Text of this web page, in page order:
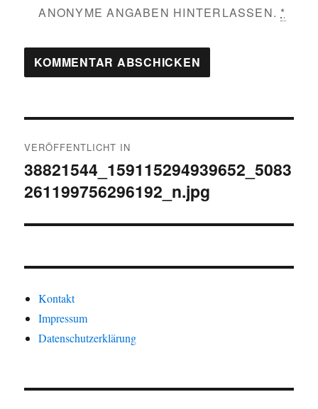
ANONYME ANGABEN HINTERLASSEN. *
VERÖFFENTLICHT IN
38821544_159115294939652_5083
261199756296192_n.jpg
Kontakt
Impressum
Datenschutzerklärung